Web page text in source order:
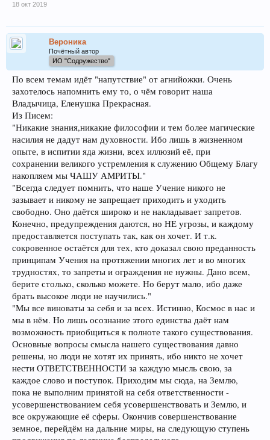
18 окт 2019
Вероника
Почётный автор
ИО "Содружество"
По всем темам идёт "напутствие" от агнийожки. Очень
захотелось напомнить ему то, о чём говорит наша
Владычица, Еленушка Прекрасная.
Из Писем:
"Никакие знания,никакие философии и тем более магические
насилия не дадут нам духовности. Ибо лишь в жизненном
опыте, в испитии яда жизни, всех иллюзий её, при
сохранении великого устремления к служению Общему Благу
накопляем мы ЧАШУ АМРИТЫ."
"Всегда следует помнить, что наше Учение никого не
зазывает и никому не запрещает приходить и уходить
свободно. Оно даётся широко и не накладывает запретов.
Конечно, предупреждения даются, но НЕ угрозы, и каждому
предоставляется поступать так, как он хочет. И т.к.
сокровенное остаётся для тех, кто доказал свою преданность
принципам Учения на протяжении многих лет и во многих
трудностях, то запреты и ограждения не нужны. Дано всем,
берите столько, сколько можете. Но берут мало, ибо даже
брать высокое люди не научились."
"Мы все виноваты за себя и за всех. Истинно, Космос в нас и
мы в нём. Но лишь осознание этого единства даёт нам
возможность приобщиться к полноте такого существования.
Основные вопросы смысла нашего существования давно
решены, но люди не хотят их принять, ибо никто не хочет
нести ОТВЕТСТВЕННОСТИ за каждую мысль свою, за
каждое слово и поступок. Приходим мы сюда, на Землю,
пока не выполним принятой на себя ответственности -
усовершенствованием себя усовершенствовать и Землю, и
все окружающие её сферы. Окончив совершенствование
земное, перейдём на дальние миры, на следующую ступень